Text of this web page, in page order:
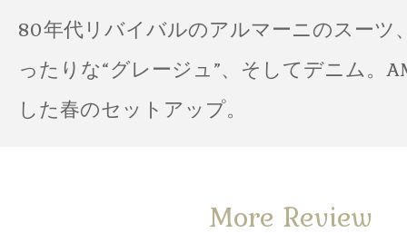
80年代リバイバルのアルマーニのスーツ
ったりな“グレージュ”、そしてデニム。
した春のセットアップ。
More Review